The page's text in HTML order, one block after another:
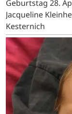
Geburtstag 28.
Jacqueline
Kesternich